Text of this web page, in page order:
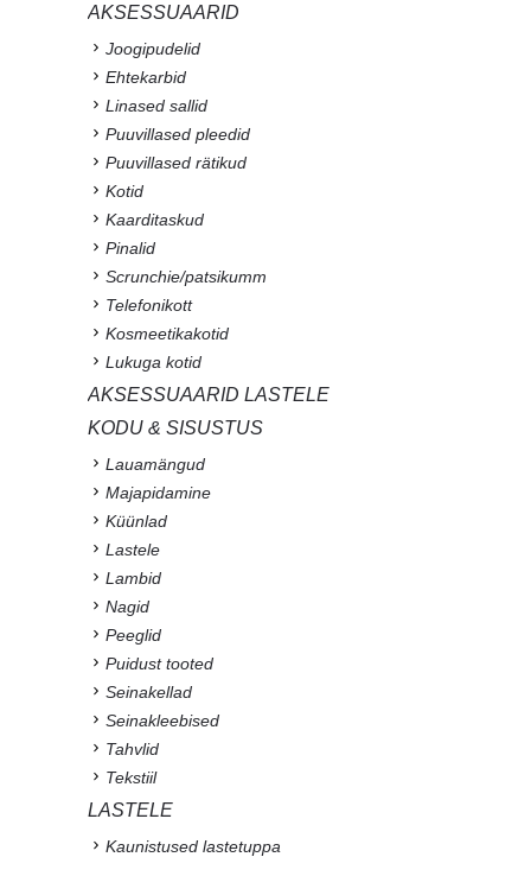
AKSESSUAARID
Joogipudelid
Ehtekarbid
Linased sallid
Puuvillased pleedid
Puuvillased rätikud
Kotid
Kaarditaskud
Pinalid
Scrunchie/patsikumm
Telefonikott
Kosmeetikakotid
Lukuga kotid
AKSESSUAARID LASTELE
KODU & SISUSTUS
Lauamängud
Majapidamine
Küünlad
Lastele
Lambid
Nagid
Peeglid
Puidust tooted
Seinakellad
Seinakleebised
Tahvlid
Tekstiil
LASTELE
Kaunistused lastetuppa